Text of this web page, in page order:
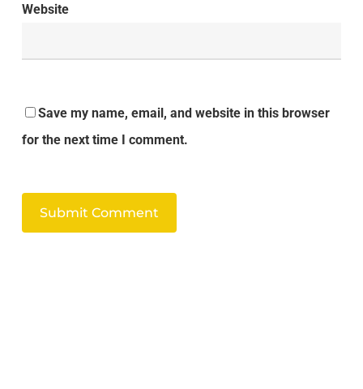
Website
Save my name, email, and website in this browser
for the next time I comment.